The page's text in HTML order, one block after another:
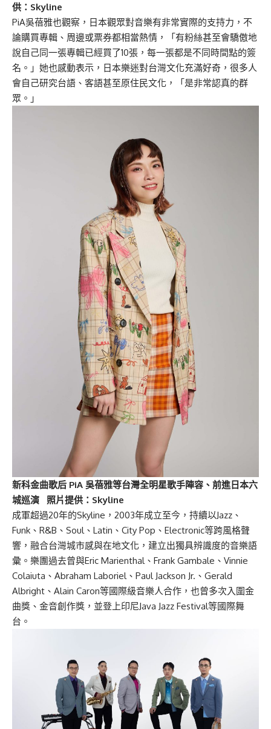
供：Skyline
PiA吳蓓雅也觀察，日本觀眾對音樂有非常實際的支持力，不
論購買專輯、周邊或票券都相當熱情，「有粉絲甚至會驕傲地
說自己同一張專輯已經買了10張，每一張都是不同時間點的簽
名。」她也感動表示，日本樂迷對台灣文化充滿好奇，很多人
會自己研究台語、客語甚至原住民文化，「是非常認真的群
眾。」
新科金曲歌后 PiA 吳蓓雅等台灣全明星歌手陣容、前進日本六
城巡演 照片提供：Skyline
成軍超過20年的Skyline，2003年成立至今，持續以Jazz、
Funk、R&B、Soul、Latin、City Pop、Electronic等跨風格聲
響，融合台灣城市感與在地文化，建立出獨具辨識度的音樂語
彙。樂團過去曾與Eric Marienthal、Frank Gambale、Vinnie
Colaiuta、Abraham Laboriel、Paul Jackson Jr.、Gerald
Albright、Alain Caron等國際級音樂人合作，也曾多次入圍金
曲獎、金音創作獎，並登上印尼Java Jazz Festival等國際舞
台。